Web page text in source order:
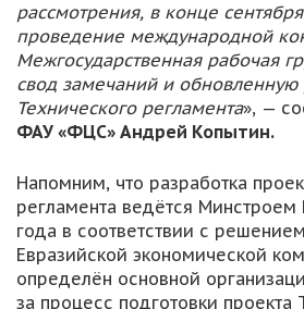
рассмотрения, в конце
проведение международной
Межгосударственная рабочая
свод замечаний и
Технического регламента», —
ФАУ «ФЦС» Андрей Копытин.
Напомним, что разработка
регламента ведётся Минстроем
года в соответствии с
Евразийской экономической
определён основной
за процесс подготовки проекта